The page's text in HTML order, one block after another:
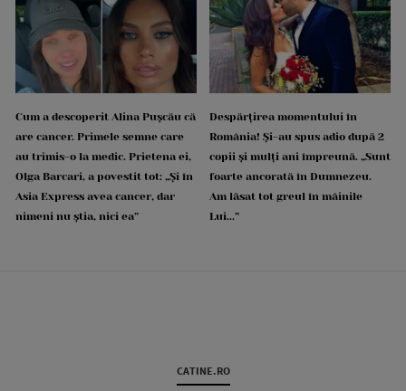
Cum a descoperit Alina Pușcău că
are cancer. Primele semne care
au trimis-o la medic. Prietena ei,
Olga Barcari, a povestit tot: „Și în
Asia Express avea cancer, dar
nimeni nu știa, nici ea”
Despărțirea momentului în
România! Și-au spus adio după 2
copii și mulți ani împreună. „Sunt
foarte ancorată în Dumnezeu.
Am lăsat tot greul în mâinile
Lui...”
CATINE.RO